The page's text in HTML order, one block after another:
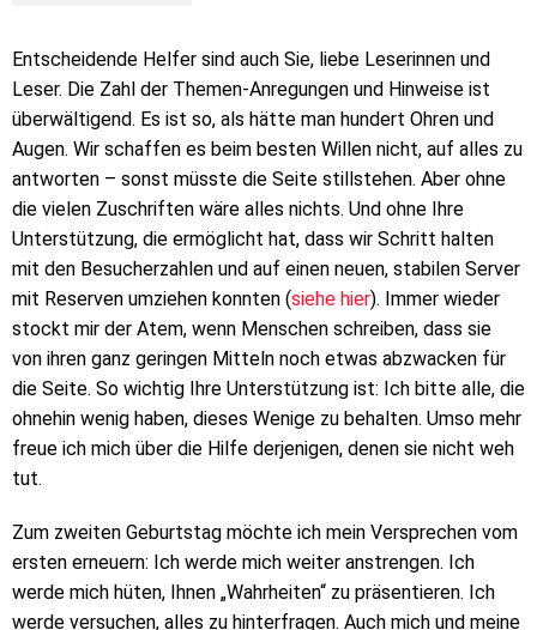
Entscheidende Helfer sind auch Sie, liebe Leserinnen und
Leser. Die Zahl der Themen-Anregungen und Hinweise ist
überwältigend. Es ist so, als hätte man hundert Ohren und
Augen. Wir schaffen es beim besten Willen nicht, auf alles zu
antworten – sonst müsste die Seite stillstehen. Aber ohne
die vielen Zuschriften wäre alles nichts. Und ohne Ihre
Unterstützung, die ermöglicht hat, dass wir Schritt halten
mit den Besucherzahlen und auf einen neuen, stabilen Server
mit Reserven umziehen konnten (siehe hier). Immer wieder
stockt mir der Atem, wenn Menschen schreiben, dass sie
von ihren ganz geringen Mitteln noch etwas abzwacken für
die Seite. So wichtig Ihre Unterstützung ist: Ich bitte alle, die
ohnehin wenig haben, dieses Wenige zu behalten. Umso mehr
freue ich mich über die Hilfe derjenigen, denen sie nicht weh
tut.
Zum zweiten Geburtstag möchte ich mein Versprechen vom
ersten erneuern: Ich werde mich weiter anstrengen. Ich
werde mich hüten, Ihnen „Wahrheiten“ zu präsentieren. Ich
werde versuchen, alles zu hinterfragen. Auch mich und meine